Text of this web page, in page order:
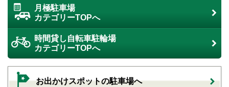
月極駐車場
カテゴリーTOPへ
時間貸し自転車駐輪場
カテゴリーTOPへ
お出かけスポットの駐車場へ